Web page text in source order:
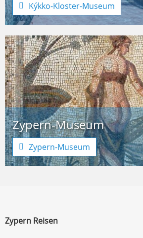
Kýkko-Kloster-Museum
Zypern-Museum
Zypern-Museum
Zypern Reisen